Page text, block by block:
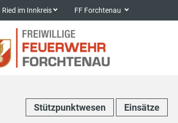
Ried im Innkreis FF Forchtenau
Stützpunktwesen Einsätze